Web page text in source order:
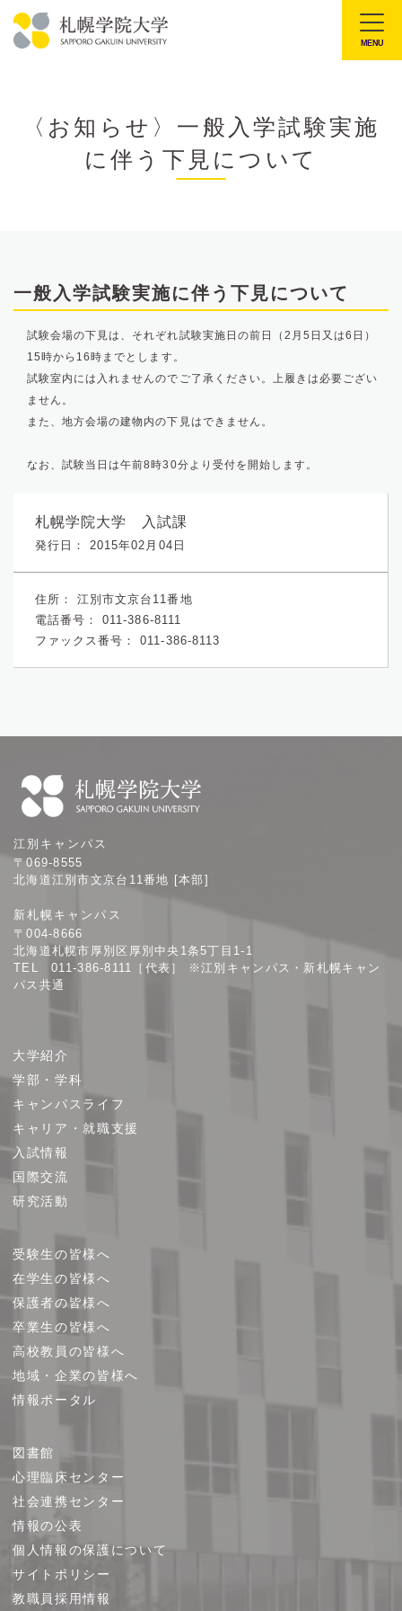
文
MENU
〈お知らせ〉一般入学試験実施
に伴う下見について
一般入学試験実施に伴う下見について
試験会場の下見は、それぞれ試験実施日の前日（2月5日又は6日）
15時から16時までとします。
試験室内には入れませんのでご了承ください。上履きは必要ござい
ません。
また、地方会場の建物内の下見はできません。
なお、試験当日は午前8時30分より受付を開始します。
発行日： 2015年02月04日
札幌学院大学 入試課
住所：
江別市文京台11番地
電話番号：
011-386-8111
ファックス番号：
011-386-8113
幌
学
大
学
江別キャンパス
〒069-8555
北海道江別市文京台11番地 [本部]
新札幌キャンパス
〒004-8666
北海道札幌市厚別区厚別中央1条5丁目1-1
TEL 011-386-8111［代表］ ※江別キャンパス・新札幌キャン
パス共通
ト
プ
大学紹介
学部・学科
キャンパスライフ
キャリア・就職支援
入試情報
国際交流
研究活動
受験生の皆様へ
在学生の皆様へ
保護者の皆様へ
卒業生の皆様へ
高校教員の皆様へ
地域・企業の皆様へ
情報ポータル
図書館
心理臨床センター
社会連携センター
情報の公表
個人情報の保護について
サイトポリシー
教職員採用情報